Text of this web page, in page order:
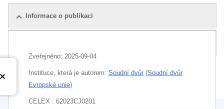
Informace o publikaci
Zveřejněno: 2025-09-04
Instituce, která je autorem: Soudní dvůr (Soudní dvůr
Evropské unie)
CELEX : 62023CJ0201